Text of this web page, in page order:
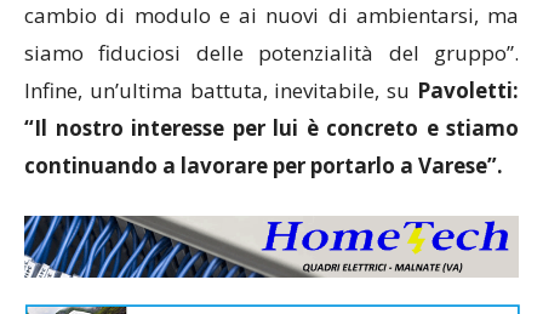
cambio di modulo e ai nuovi di ambientarsi, ma
siamo fiduciosi delle potenzialità del gruppo”.
Infine, un’ultima battuta, inevitabile, su Pavoletti:
“Il nostro interesse per lui è concreto e stiamo
continuando a lavorare per portarlo a Varese”.